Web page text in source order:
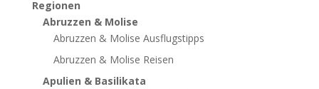
Regionen
Abruzzen & Molise
Abruzzen & Molise Ausflugstipps
Abruzzen & Molise Reisen
Apulien & Basilikata